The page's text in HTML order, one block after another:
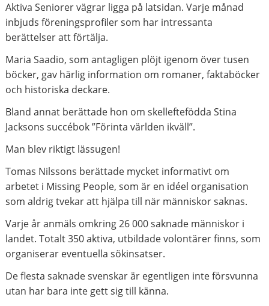
Aktiva Seniorer vägrar ligga på latsidan. Varje månad
inbjuds föreningsprofiler som har intressanta
berättelser att förtälja.
Maria Saadio, som antagligen plöjt igenom över tusen
böcker, gav härlig information om romaner, faktaböcker
och historiska deckare.
Bland annat berättade hon om skelleftefödda Stina
Jacksons succébok ”Förinta världen ikväll”.
Man blev riktigt lässugen!
Tomas Nilssons berättade mycket informativt om
arbetet i Missing People, som är en idéel organisation
som aldrig tvekar att hjälpa till när människor saknas.
Varje år anmäls omkring 26 000 saknade människor i
landet. Totalt 350 aktiva, utbildade volontärer finns, som
organiserar eventuella sökinsatser.
De flesta saknade svenskar är egentligen inte försvunna
utan har bara inte gett sig till känna.